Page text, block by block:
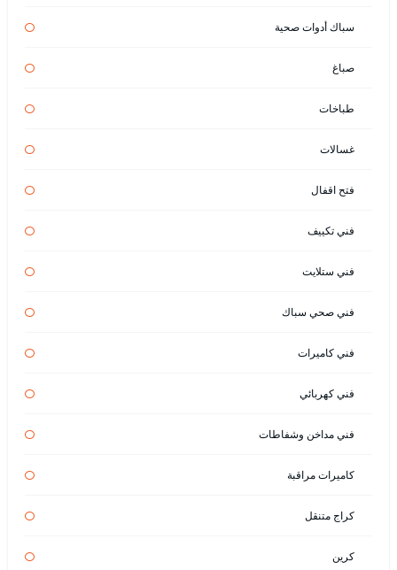
سباك أدوات صحية
صباغ
طباخات
غسالات
فتح اقفال
فني تكييف
فني ستلايت
فني صحي سباك
فني كاميرات
فني كهربائي
فني مداخن وشفاطات
كاميرات مراقبة
كراج متنقل
كرين